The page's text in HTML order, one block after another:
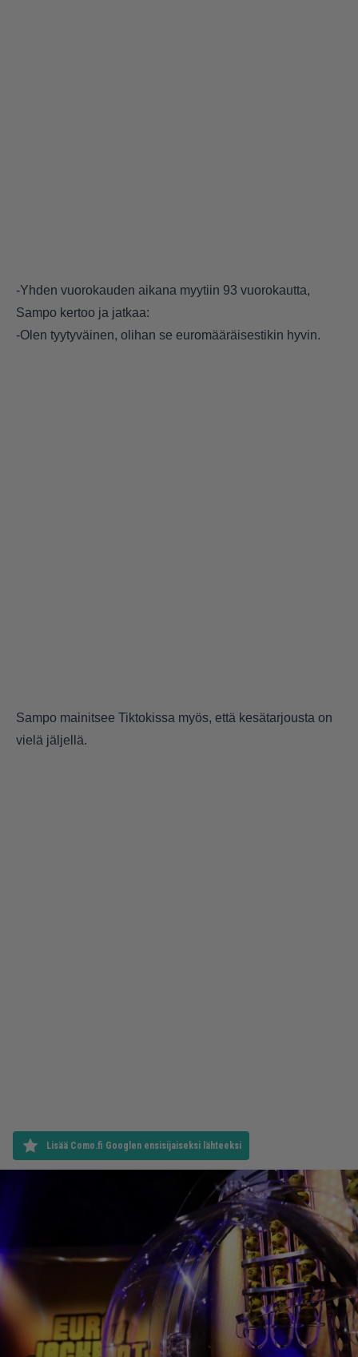
-Yhden vuorokauden aikana myytiin 93 vuorokautta,
Sampo kertoo ja jatkaa:
-Olen tyytyväinen, olihan se euromääräisestikin hyvin.
Sampo mainitsee Tiktokissa myös, että kesätarjousta on
vielä jäljellä.
Lisää Como.fi Googlen ensisijaiseksi lähteeksi